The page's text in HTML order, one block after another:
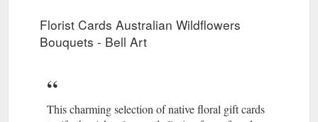
Florist Cards Australian Wildflowers
Bouquets - Bell Art
This charming selection of native floral gift cards